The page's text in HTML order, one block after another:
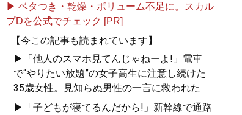
▶ ベタつき・乾燥・ボリューム不足に。スカル
プDを公式でチェック [PR]
【今この記事も読まれています】
▶「他人のスマホ見てんじゃねーよ!」電車
で“やりたい放題”の女子高生に注意し続けた
35歳女性。見知らぬ男性の一言に救われた
▶「子どもが寝てるんだから!」新幹線で通路